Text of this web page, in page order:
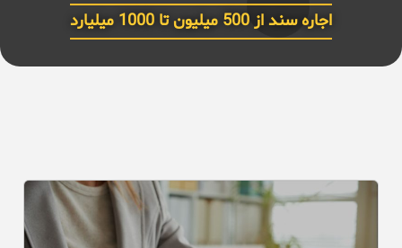
اجاره سند از 500 میلیون تا 1000 میلیارد